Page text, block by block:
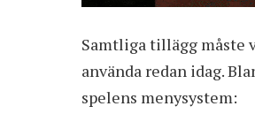
Samtliga tillägg måste
använda redan idag.
spelens menysystem: